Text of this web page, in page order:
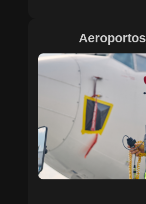
Aeroportos